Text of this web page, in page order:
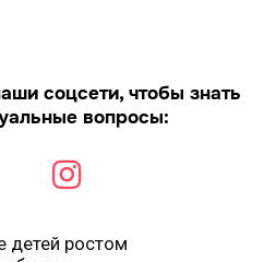
соцсети, чтобы знать
вопросы:
детей ростом